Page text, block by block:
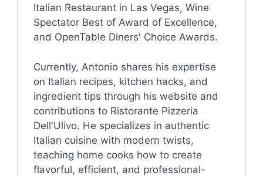
Italian Restaurant in Las Vegas, Wine
Spectator Best of Award of Excellence,
and OpenTable Diners' Choice Awards.
Currently, Antonio shares his expertise
on Italian recipes, kitchen hacks, and
ingredient tips through his website and
contributions to Ristorante Pizzeria
Dell'Ulivo. He specializes in authentic
Italian cuisine with modern twists,
teaching home cooks how to create
flavorful, efficient, and professional-